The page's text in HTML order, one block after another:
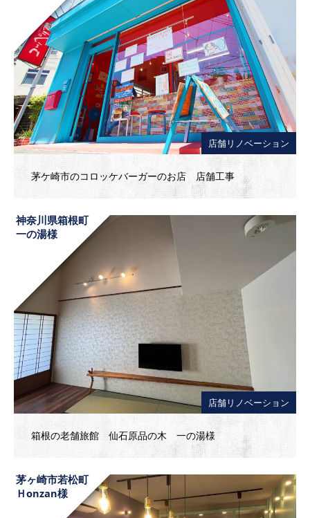
店舗リノベーション
茅ケ崎市のコロッケバーガーのお店 店舗工事
神奈川県箱根町
一の湯様
店舗リノベーション
箱根の老舗旅館 仙石原品の木 一の湯様
茅ヶ崎市若松町
Ｈonzan様